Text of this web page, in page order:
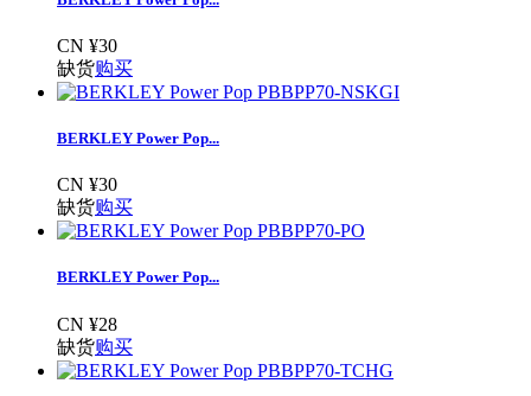
CN ¥30
缺货购买
BERKLEY Power Pop...
CN ¥30
缺货购买
BERKLEY Power Pop...
CN ¥28
缺货购买